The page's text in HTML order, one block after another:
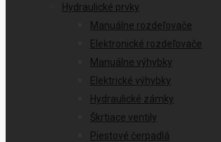
Hydraulické prvky
Manuálne rozdeľovače
Elektronické rozdeľovače
Manuálne výhybky
Elektrické výhybky
Hydraulické zámky
Škrtiace ventily
Piestové čerpadlá